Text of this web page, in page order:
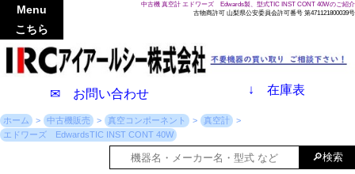
中古機 真空計 エドワーズ Edwards製、型式TIC INST CONT 40Wのご紹介
古物商許可 山梨県公安委員会許可番号 第471121800039号
✉ お問い合わせ ↓ 在庫表
Menu
こちら
ホーム 中古機販売 真空コンポーネント
真空計
エドワーズ EdwardsTIC INST CONT 40W